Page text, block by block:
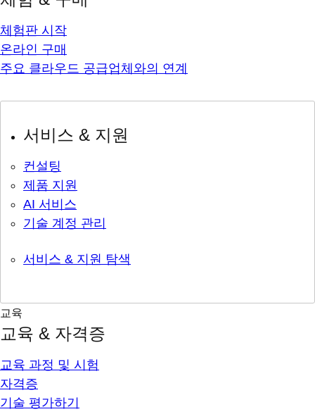
체험판 시작
온라인 구매
주요 클라우드 공급업체와의 연계
서비스 & 지원
컨설팅
제품 지원
AI 서비스
기술 계정 관리
서비스 & 지원 탐색
교육
교육 & 자격증
교육 과정 및 시험
자격증
기술 평가하기